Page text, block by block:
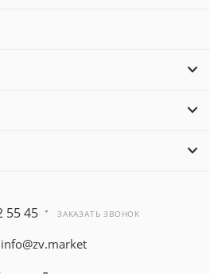
55 45 ЗАКАЗАТЬ ЗВОНОК
info@zv.market